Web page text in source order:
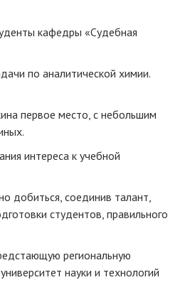
кафедры «Судебная
по аналитической химии.
первое место, с небольшим
интереса к учебной
добиться, соединив талант,
студентов, правильного
региональную
науки и технологий